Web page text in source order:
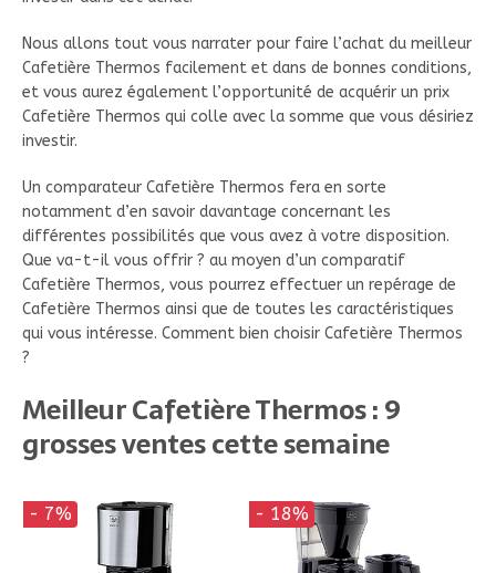
Nous allons tout vous narrater pour faire l’achat du meilleur
Cafetière Thermos facilement et dans de bonnes conditions,
et vous aurez également l’opportunité de acquérir un prix
Cafetière Thermos qui colle avec la somme que vous désiriez
investir.
Un comparateur Cafetière Thermos fera en sorte
notamment d’en savoir davantage concernant les
différentes possibilités que vous avez à votre disposition.
Que va-t-il vous offrir ? au moyen d’un comparatif
Cafetière Thermos, vous pourrez effectuer un repérage de
Cafetière Thermos ainsi que de toutes les caractéristiques
qui vous intéresse. Comment bien choisir Cafetière Thermos
?
Meilleur Cafetière Thermos : 9
grosses ventes cette semaine
- 7% - 18%